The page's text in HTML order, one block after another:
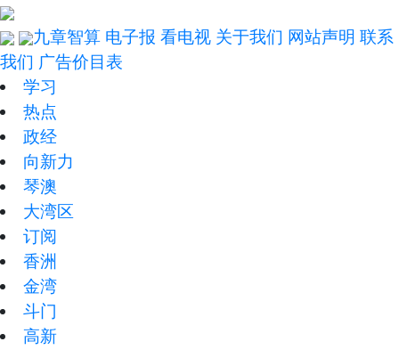
九章智算 电子报 看电视 关于我们 网站声明 联系
我们 广告价目表
学习
热点
政经
向新力
琴澳
大湾区
订阅
香洲
金湾
斗门
高新